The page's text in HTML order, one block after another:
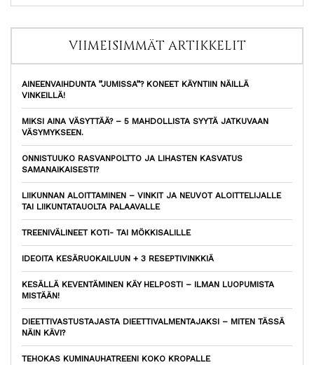
VIIMEISIMMÄT ARTIKKELIT
AINEENVAIHDUNTA ”JUMISSA”? KONEET KÄYNTIIN NÄILLÄ
VINKEILLÄ!
MIKSI AINA VÄSYTTÄÄ? – 5 MAHDOLLISTA SYYTÄ JATKUVAAN
VÄSYMYKSEEN.
ONNISTUUKO RASVANPOLTTO JA LIHASTEN KASVATUS
SAMANAIKAISESTI?
LIIKUNNAN ALOITTAMINEN – VINKIT JA NEUVOT ALOITTELIJALLE
TAI LIIKUNTATAUOLTA PALAAVALLE
TREENIVÄLINEET KOTI- TAI MÖKKISALILLE
IDEOITA KESÄRUOKAILUUN + 3 RESEPTIVINKKIÄ
KESÄLLÄ KEVENTÄMINEN KÄY HELPOSTI – ILMAN LUOPUMISTA
MISTÄÄN!
DIEETTIVASTUSTAJASTA DIEETTIVALMENTAJAKSI – MITEN TÄSSÄ
NÄIN KÄVI?
TEHOKAS KUMINAUHATREENI KOKO KROPALLE